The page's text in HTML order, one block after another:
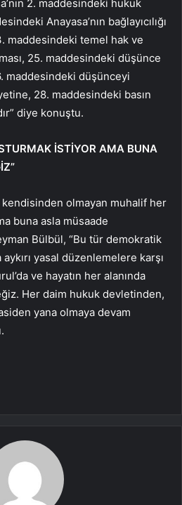
2. maddesindeki hukuk
Anayasa’nın bağlayıcılığı
maddesindeki temel hak ve
25. maddesindeki düşünce
maddesindeki düşünceyi
28. maddesindeki basın
diye konuştu.
İSTİYOR AMA BUNA
kendisinden olmayan muhalif her
buna asla müsaade
Bülbül, “Bu tür demokratik
yasal düzenlemelere karşı
ve hayatın her alanında
Her daim hukuk devletinden,
yana olmaya devam